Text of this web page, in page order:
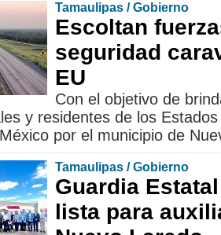
Tamaulipas / Gobierno
Escoltan
seguridad
EU
Con el objetivo de
y residentes de los
por el municipio de
Tamaulipas / Gobierno
Guardia
lista para